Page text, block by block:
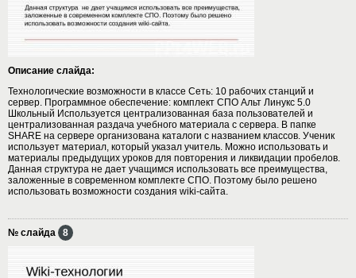
Описание слайда:
Технологические возможности в классе Сеть: 10 рабочих станций и
сервер. Программное обеспечение: комплект СПО Альт Линукс 5.0
Школьный Используется централизованная база пользователей и
централизованная раздача учебного материала с сервера. В папке
SHARE на сервере организована каталоги с названием классов. Ученик
использует материал, который указал учитель. Можно использовать и
материалы предыдущих уроков для повторения и ликвидации пробелов.
Данная структура не дает учащимся использовать все преимущества,
заложенные в современном комплекте СПО. Поэтому было решено
использовать возможности создания wiki-сайта.
№ слайда 8